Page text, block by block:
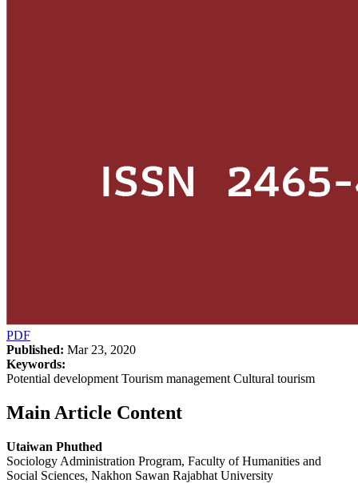
PDF
Published: Mar 23, 2020
Keywords:
Potential development Tourism management Cultural tourism
Main Article Content
Utaiwan Phuthed
Sociology Administration Program, Faculty of Humanities and
Social Sciences, Nakhon Sawan Rajabhat University